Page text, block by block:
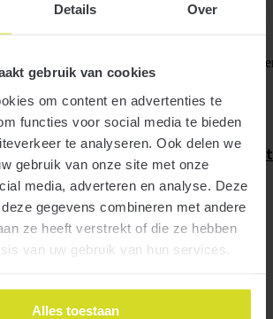
Details Over
gebruik van cookies
om content en advertenties te
functies voor social media te bieden
te analyseren. Ook delen we
gebruik van onze site met onze
media, adverteren en analyse. Deze
gegevens combineren met andere
ze heeft verstrekt of die ze hebben
van uw gebruik van hun services.
Alles toestaan
belangrijke fiscale voorstellen voor
aftrek btw zonnepanelen bij